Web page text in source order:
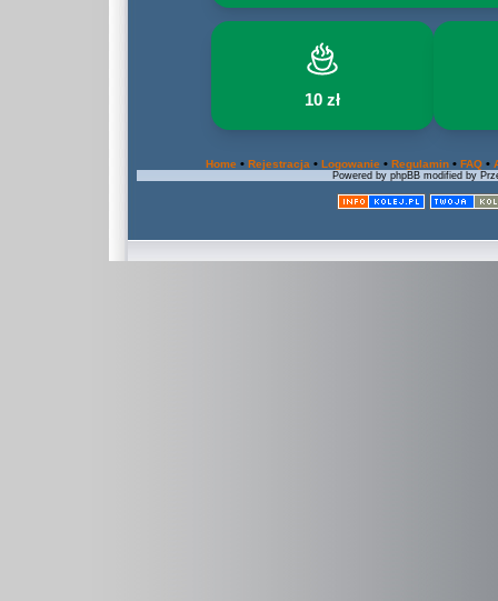
10 zł
Home • Rejestracja • Logowanie • Regulamin • FAQ •
Powered by phpBB modified by